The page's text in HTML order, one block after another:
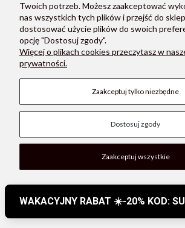
72,25 zł
Cena regularna:85,00 zł
Najniższa cena:
Twoich potrzeb. Możesz zaakceptować
nas wszystkich tych plików i przejść do
dostosować użycie plików do swoich
opcję "Dostosuj zgody".
Więcej o plikach cookies przeczytasz w
prywatności.
Zaakceptuj tylko niezbędne
Dostosuj zgody
Zaakceptuj wszystkie